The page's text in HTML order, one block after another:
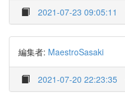
2021-07-23 09:05:11
編集者: MaestroSasaki
2021-07-20 22:23:35